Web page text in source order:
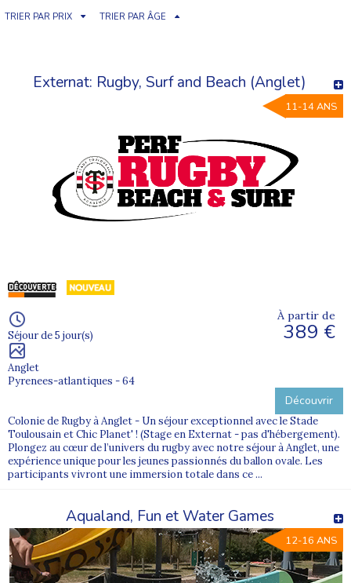
TRIER PAR PRIX TRIER PAR ÂGE
Externat: Rugby, Surf and Beach (Anglet)
11-14 ANS
Séjour de 5 jour(s)
Anglet
Pyrenees-atlantiques - 64
À partir de
389 €
Découvrir
Colonie de Rugby à Anglet - Un séjour exceptionnel avec le Stade
Toulousain et Chic Planet' ! (Stage en Externat - pas d'hébergement).
Plongez au cœur de l’univers du rugby avec notre séjour à Anglet, une
expérience unique pour les jeunes passionnés du ballon ovale. Les
participants vivront une immersion totale dans ce ...
Aqualand, Fun et Water Games
12-16 ANS